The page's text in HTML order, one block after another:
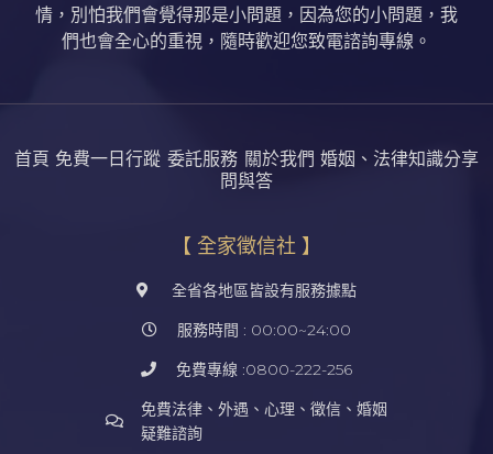
情，別怕我們會覺得那是小問題，因為您的小問題，我
們也會全心的重視，隨時歡迎您致電諮詢專線。
首頁 免費一日行蹤 委託服務 關於我們 婚姻、法律知識分享
問與答
【 全家徵信社 】
全省各地區皆設有服務據點
服務時間 : 00:00~24:00
免費專線 :0800-222-256
免費法律、外遇、心理、徵信、婚姻
疑難諮詢